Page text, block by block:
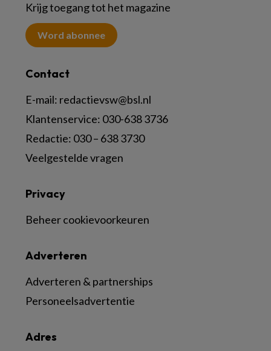
Krijg toegang tot het magazine
Word abonnee
Contact
E-mail: redactievsw@bsl.nl
Klantenservice: 030-638 3736
Redactie: 030 – 638 3730
Veelgestelde vragen
Adres
Adverteren
Adverteren & partnerships
Personeelsadvertentie
Privacy
Beheer cookievoorkeuren